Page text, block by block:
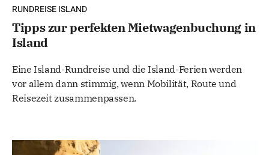
RUNDREISE ISLAND
Tipps zur perfekten Mietwagenbuchung in
Island
Eine Island-Rundreise und die Island-Ferien werden
vor allem dann stimmig, wenn Mobilität, Route und
Reisezeit zusammenpassen.